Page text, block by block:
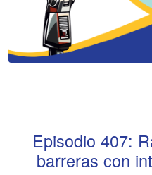
Episodio 407:
barreras con